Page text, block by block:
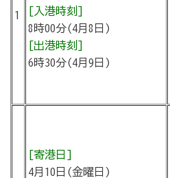
1
[入港時刻]
8時00分(4月8日)
[出港時刻]
6時30分(4月9日)
[寄港日]
4月10日(金曜日)